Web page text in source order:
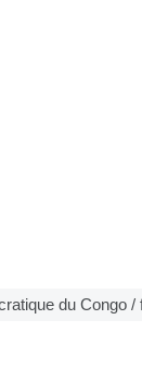
du Congo /